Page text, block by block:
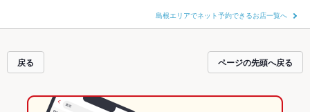
島根エリアでネット予約できるお店一覧へ
戻る ページの先頭へ戻る